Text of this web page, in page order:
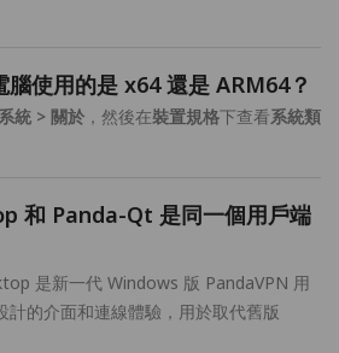
腦使用的是 x64 還是 ARM64？
統 > 關於 ，然後在裝置規格下查看系統類
和 Panda-Qt 是同一個用戶端
是新一代 Windows 版 PandaVPN 用
計的介面和連線體驗，用於取代舊版